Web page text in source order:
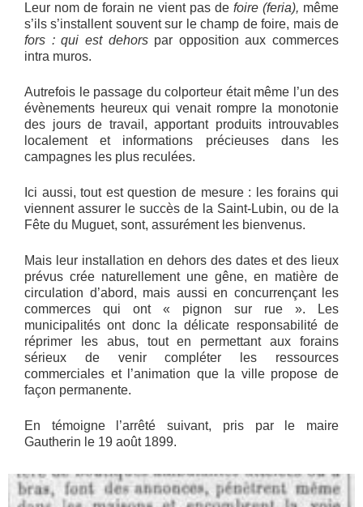
Leur nom de forain ne vient pas de foire (feria), même
s’ils s’installent souvent sur le champ de foire, mais de
fors : qui est dehors par opposition aux commerces
intra muros.
Autrefois le passage du colporteur était même l’un des
évènements heureux qui venait rompre la monotonie
des jours de travail, apportant produits introuvables
localement et informations précieuses dans les
campagnes les plus reculées.
Ici aussi, tout est question de mesure : les forains qui
viennent assurer le succès de la Saint-Lubin, ou de la
Fête du Muguet, sont, assurément les bienvenus.
Mais leur installation en dehors des dates et des lieux
prévus crée naturellement une gêne, en matière de
circulation d’abord, mais aussi en concurrençant les
commerces qui ont « pignon sur rue ». Les
municipalités ont donc la délicate responsabilité de
réprimer les abus, tout en permettant aux forains
sérieux de venir compléter les ressources
commerciales et l’animation que la ville propose de
façon permanente.
En témoigne l’arrêté suivant, pris par le maire
Gautherin le 19 août 1899.